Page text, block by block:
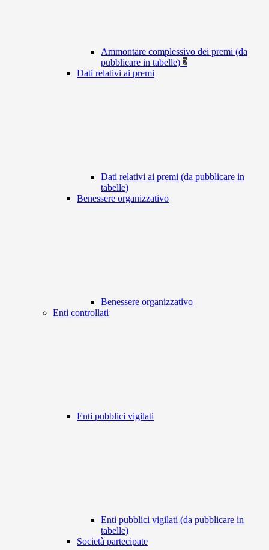
Ammontare complessivo dei premi (da
pubblicare in tabelle) 2
Dati relativi ai premi
Dati relativi ai premi (da pubblicare in
tabelle)
Benessere organizzativo
Benessere organizzativo
Enti controllati
Enti pubblici vigilati
Enti pubblici vigilati (da pubblicare in
tabelle)
Società partecipate